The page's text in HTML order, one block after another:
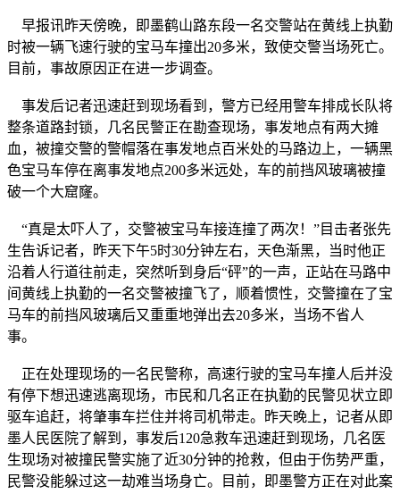
早报讯昨天傍晚，即墨鹤山路东段一名交警站在黄线上执勤
时被一辆飞速行驶的宝马车撞出20多米，致使交警当场死亡。
目前，事故原因正在进一步调查。
事发后记者迅速赶到现场看到，警方已经用警车排成长队将
整条道路封锁，几名民警正在勘查现场，事发地点有两大摊
血，被撞交警的警帽落在事发地点百米处的马路边上，一辆黑
色宝马车停在离事发地点200多米远处，车的前挡风玻璃被撞
破一个大窟窿。
“真是太吓人了，交警被宝马车接连撞了两次！”目击者张先
生告诉记者，昨天下午5时30分钟左右，天色渐黑，当时他正
沿着人行道往前走，突然听到身后“砰”的一声，正站在马路中
间黄线上执勤的一名交警被撞飞了，顺着惯性，交警撞在了宝
马车的前挡风玻璃后又重重地弹出去20多米，当场不省人
事。
正在处理现场的一名民警称，高速行驶的宝马车撞人后并没
有停下想迅速逃离现场，市民和几名正在执勤的民警见状立即
驱车追赶，将肇事车拦住并将司机带走。昨天晚上，记者从即
墨人民医院了解到，事发后120急救车迅速赶到现场，几名医
生现场对被撞民警实施了近30分钟的抢救，但由于伤势严重，
民警没能躲过这一劫难当场身亡。目前，即墨警方正在对此案